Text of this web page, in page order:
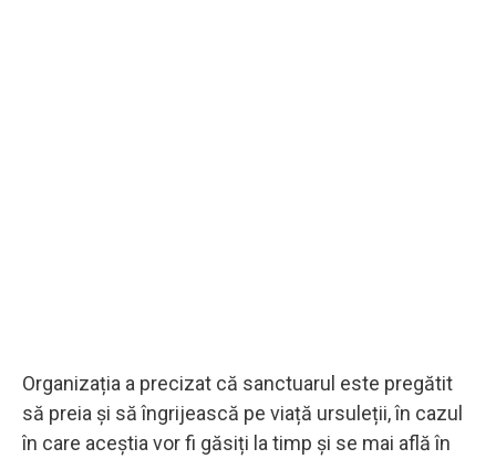
Organizația a precizat că sanctuarul este pregătit
să preia și să îngrijească pe viață ursuleții, în cazul
în care aceștia vor fi găsiți la timp și se mai află în